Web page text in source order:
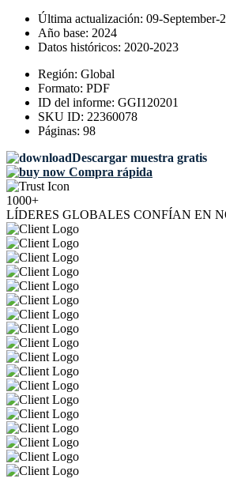
Última actualización: 09-September-
Año base: 2024
Datos históricos: 2020-2023
Región: Global
Formato: PDF
ID del informe: GGI120201
SKU ID: 22360078
Páginas: 98
Descargar muestra gratis
Compra rápida
1000+
LÍDERES GLOBALES CONFÍAN EN